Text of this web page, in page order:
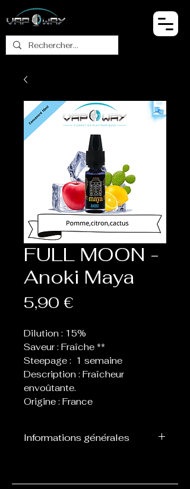
FULL MOON -
Anoki Maya
5,90 €
Dilution : 15%
Saveur : Fraîche **
Steepage : 1 semaine
Description : Fraîcheur
envoûtante.
Origine : France
Informations générales